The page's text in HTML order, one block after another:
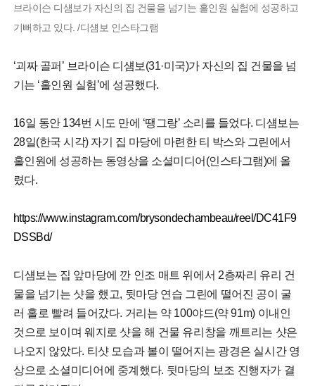
브라이슨 디섐보가 자신의 집 건물을 넘기는 홀인원 실험에 성공하고
기뻐하고 있다. /디섐보 인스타그램
‘괴짜 골퍼’ 브라이슨 디섐보(31·미국)가 자신의 집 건물을 넘
기는 ‘홀인원 실험’에 성공했다.
16일 동안 134번 시도 만에 ‘땡그랑’ 소리를 들었다. 디섐보는
28일(한국 시각) 자기 집 마당에 마련한 티 박스와 그린에서
홀인원에 성공하는 동영상을 소셜미디어(인스타그램)에 올
렸다.
https://www.instagram.com/brysondechambeau/reel/DC41F9
DSSBd/
디섐보는 집 앞마당에 깐 인조 매트 위에서 2층짜리 유리 건
물을 넘기는 샷을 했고, 뒷마당 연습 그린에 떨어진 공이 굴
러 홀로 빨려 들어갔다. 거리는 약 100야드(약 91m) 이내인
것으로 보이며 웨지로 샷을 해 건물 유리창을 깨트리는 샷은
나오지 않았다. 티샷 모습과 볼이 떨어지는 광경은 실시간 영
상으로 소셜미디어에 중계했다. 뒷마당의 보조 진행자가 결